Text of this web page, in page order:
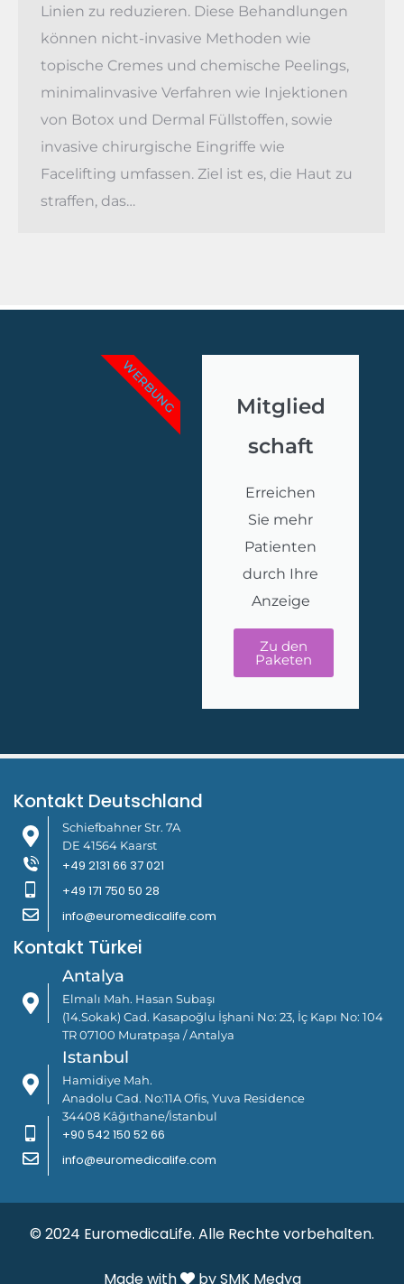
Linien zu reduzieren. Diese Behandlungen
können nicht-invasive Methoden wie
topische Cremes und chemische Peelings,
minimalinvasive Verfahren wie Injektionen
von Botox und Dermal Füllstoffen, sowie
invasive chirurgische Eingriffe wie
Facelifting umfassen. Ziel ist es, die Haut zu
straffen, das…
Mitglied
schaft
Erreichen
Sie mehr
Patienten
durch Ihre
Anzeige
Zu den
Paketen
WERBUNG
Kontakt Deutschland
Schiefbahner Str. 7A
DE 41564 Kaarst
+49 2131 66 37 021
+49 171 750 50 28
info@euromedicalife.com
Kontakt Türkei
Antalya
Elmalı Mah. Hasan Subaşı
(14.Sokak) Cad. Kasapoğlu İşhani No: 23, İç Kapı No: 104
TR 07100 Muratpaşa / Antalya
Istanbul
Hamidiye Mah.
Anadolu Cad. No:11A Ofis, Yuva Residence
34408 Kâğıthane/İstanbul
+90 542 150 52 66
info@euromedicalife.com
© 2024 EuromedicaLife. Alle Rechte vorbehalten.
Made with by SMK Medya
Startseite
Medizinische Behandlungen
Leitfaden
Unternehmen
Kontakt